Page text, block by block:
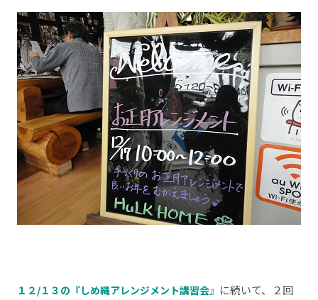
１２/１３の『しめ縄アレンジメント講習会』 に続いて、２回